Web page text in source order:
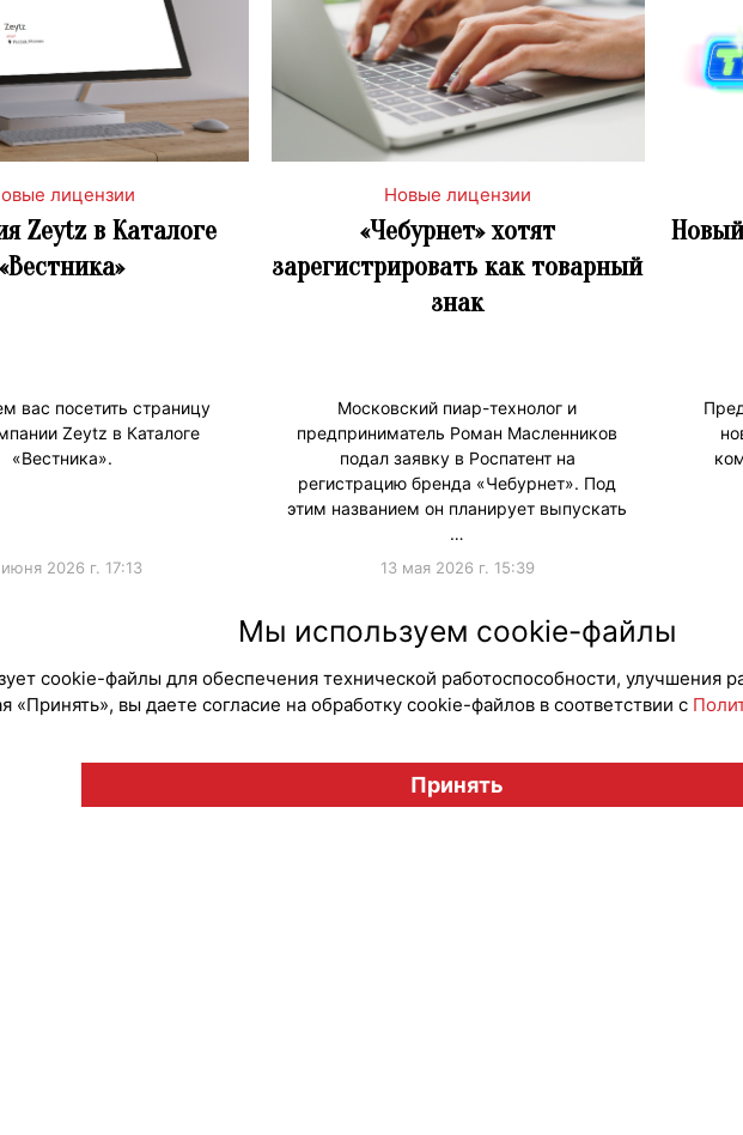
лицензии
Zeytz в Каталоге
«Вестника»
вас посетить страницу
Zeytz в Каталоге
«Вестника».
июня 2026 г. 17:13
Новые лицензии
«Чебурнет» хотят
зарегистрировать как товарный
знак
Московский пиар-технолог и
предприниматель Роман Масленников
подал заявку в Роспатент на
регистрацию бренда «Чебурнет». Под
этим названием он планирует выпускать
…
13 мая 2026 г. 15:39
© "Вестник лицензионного рынка", licensingrussia.ru, 2009-2026
Мы используем cookie-файлы
cookie-файлы для обеспечения технической работоспособности, улучшения
«Принять», вы даете согласие на обработку cookie-файлов в соответствии с
Принять